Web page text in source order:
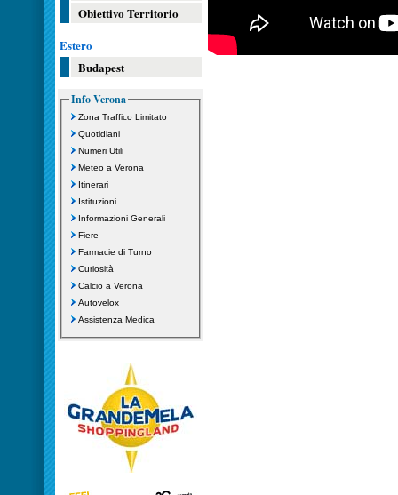
Obiettivo Territorio
Estero
Budapest
Info Verona
Zona Traffico Limitato
Quotidiani
Numeri Utili
Meteo a Verona
Itinerari
Istituzioni
Informazioni Generali
Fiere
Farmacie di Turno
Curiosità
Calcio a Verona
Autovelox
Assistenza Medica